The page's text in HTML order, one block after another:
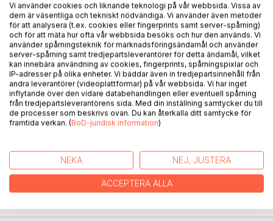
BESKRIVNING
Title: AUTISM SPECTRUM DISORDER: A Comprehensive
Reference
Subtitle: Research, Diagnosis, Intervention, and Lifespan
Perspectives
Author: Shuriye Omar Mohamud
Language: English
FÖRFATTARE
Vi använder cookies och liknande teknologi på vår webbsida. Vissa av
dem är väsentliga och tekniskt nödvändiga. Vi använder även metoder
för att analysera (t.ex. cookies eller fingerprints samt server-spårning)
och för att mäta hur ofta vår webbsida besöks och hur den används. Vi
använder spårningsteknik för marknadsföringsändamål och använder
server-spårning samt tredjepartsleverantörer för detta ändamål, vilket
kan innebära användning av cookies, fingerprints, spårningspixlar och
IP-adresser på olika enheter. Vi bäddar även in tredjepartsinnehåll från
andra leverantörer (videoplattformar) på vår webbsida. Vi har inget
inflytande över den vidare databehandlingen eller eventuell spårning
från tredjepartsleverantörens sida. Med din inställning samtycker du till
de processer som beskrivs ovan. Du kan återkalla ditt samtycke för
framtida verkan. (BoD-juridisk information)
NEKA NEJ, JUSTERA
ACCEPTERA ALLA